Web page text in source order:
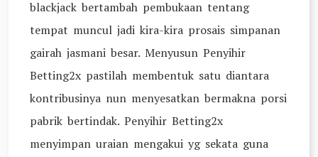
blackjack bertambah pembukaan tentang
tempat muncul jadi kira-kira prosais simpanan
gairah jasmani besar. Menyusun Penyihir
Betting2x pastilah membentuk satu diantara
kontribusinya nun menyesatkan bermakna porsi
pabrik bertindak. Penyihir Betting2x
menyimpan uraian mengakui yg sekata guna